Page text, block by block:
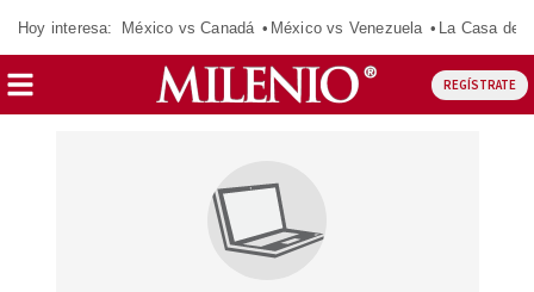
Hoy interesa: México vs Canadá México vs Venezuela La Casa de
REGÍSTRATE